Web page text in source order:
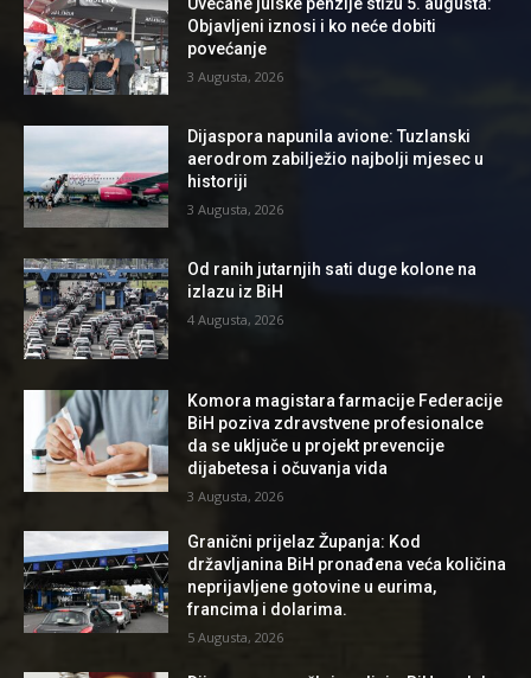
Uvećane julske penzije stižu 5. augusta:
Objavljeni iznosi i ko neće dobiti
povećanje
3 Augusta, 2026
Dijaspora napunila avione: Tuzlanski
aerodrom zabilježio najbolji mjesec u
historiji
3 Augusta, 2026
Od ranih jutarnjih sati duge kolone na
izlazu iz BiH
4 Augusta, 2026
Komora magistara farmacije Federacije
BiH poziva zdravstvene profesionalce
da se uključe u projekt prevencije
dijabetesa i očuvanja vida
3 Augusta, 2026
Granični prijelaz Županja: Kod
državljanina BiH pronađena veća količina
neprijavljene gotovine u eurima,
francima i dolarima.
5 Augusta, 2026